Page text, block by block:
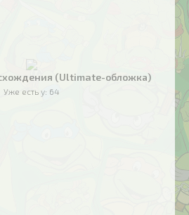
(Ultimate-обложка)
Уже есть у: 64